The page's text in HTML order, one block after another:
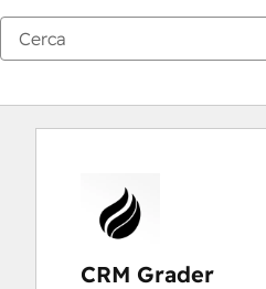
CRM Grader